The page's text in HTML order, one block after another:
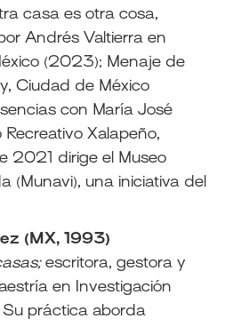
casa es otra cosa,
Andrés Valtierra en
(2023); Menaje de
Ciudad de México
con María José
Xalapeño,
2021 dirige el Museo
(Munavi), una iniciativa del
(MX, 1993)
escritora, gestora y
en Investigación
práctica aborda